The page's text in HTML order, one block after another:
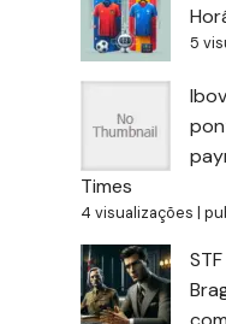
5
Times
4 visualizações |